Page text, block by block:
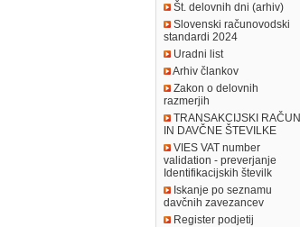
Št. delovnih dni (arhiv)
Slovenski računovodski
standardi 2024
Uradni list
Arhiv člankov
Zakon o delovnih
razmerjih
TRANSAKCIJSKI RAČUNI
IN DAVČNE ŠTEVILKE
VIES VAT number
validation - preverjanje
Identifikacijskih številk
Iskanje po seznamu
davčnih zavezancev
Register podjetij